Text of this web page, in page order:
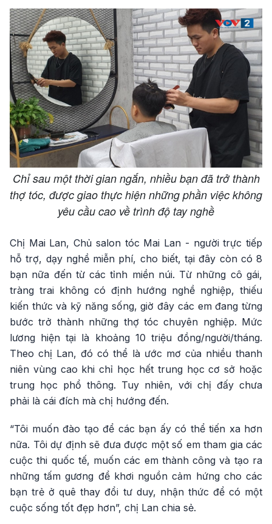
Chỉ sau một thời gian ngắn, nhiều bạn đã trở thành
thợ tóc, được giao thực hiện những phần việc không
yêu cầu cao về trình độ tay nghề
Chị Mai Lan, Chủ salon tóc Mai Lan - người trực tiếp
hỗ trợ, dạy nghề miễn phí, cho biết, tại đây còn có 8
bạn nữa đến từ các tỉnh miền núi. Từ những cô gái,
tràng trai không có định hướng nghề nghiệp, thiếu
kiến thức và kỹ năng sống, giờ đây các em đang từng
bước trở thành những thợ tóc chuyên nghiệp. Mức
lương hiện tại là khoảng 10 triệu đồng/người/tháng.
Theo chị Lan, đó có thể là ước mơ của nhiều thanh
niên vùng cao khi chỉ học hết trung học cơ sở hoặc
trung học phổ thông. Tuy nhiên, với chị đấy chưa
phải là cái đích mà chị hướng đến.
“Tôi muốn đào tạo để các bạn ấy có thể tiến xa hơn
nữa. Tôi dự định sẽ đưa được một số em tham gia các
cuộc thi quốc tế, muốn các em thành công và tạo ra
những tấm gương để khơi nguồn cảm hứng cho các
bạn trẻ ở quê thay đổi tư duy, nhận thức để có một
cuộc sống tốt đẹp hơn”, chị Lan chia sẻ.